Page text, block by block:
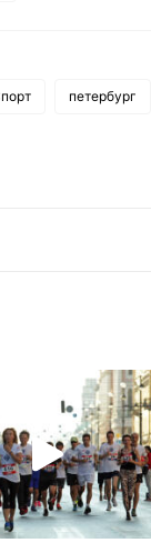
петербург